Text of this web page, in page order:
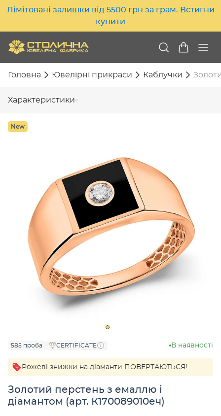
Лімітовані залишки від 5500 грн за грам. Встигни
купити
Головна Ювелірні прикраси Каблучки
Характеристики
New
585 проба CERTIFICATE В наявності
Рожеві знижки на діаманти ПОВЕРТАЮТЬСЯ!
Золотий перстень з емаллю і
діамантом (арт. К170089010еч)